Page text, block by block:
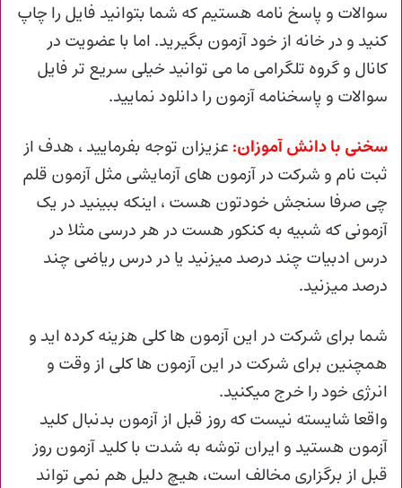
سوالات و پاسخ نامه هستیم که شما بتوانید فایل را چاپ
کنید و در خانه از خود آزمون بگیرید. اما با عضویت در
کانال و گروه تلگرامی ما می توانید خیلی سریع تر فایل
سوالات و پاسخنامه آزمون را دانلود نمایید.
سخنی با دانش آموزان: عزیزان توجه بفرمایید ، هدف از
ثبت نام و شرکت در آزمون های آزمایشی مثل آزمون قلم
چی صرفا سنجش خودتون هست ، اینکه ببینید در یک
آزمونی که شبیه به کنکور هست در هر درسی مثلا در
درس ادبیات چند درصد میزنید یا در درس ریاضی چند
درصد میزنید.
شما برای شرکت در این آزمون ها کلی هزینه کرده اید و
همچنین برای شرکت در این آزمون ها کلی از وقت و
انرژی خود را خرج میکنید.
واقعا شایسته نیست که روز قبل از آزمون بدنبال کلید
آزمون هستید و ایران توشه به شدت با کلید آزمون روز
قبل از برگزاری مخالف است، هیچ دلیل هم نمی تواند